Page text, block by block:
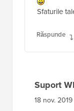
Sfaturile
Răspunde
Suport
18 nov.